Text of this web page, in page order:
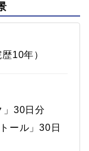
10年）
」30日分
ール」30日